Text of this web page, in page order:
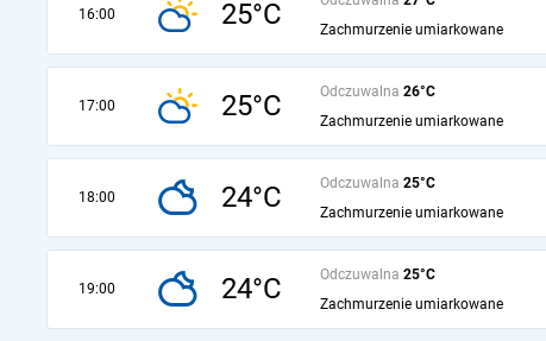
16:00 25°C
Zachmurzenie umiarkowane
17:00 25°C Odczuwalna 26°C
Zachmurzenie umiarkowane
18:00 24°C Odczuwalna 25°C
Zachmurzenie umiarkowane
19:00 24°C Odczuwalna 25°C
Zachmurzenie umiarkowane